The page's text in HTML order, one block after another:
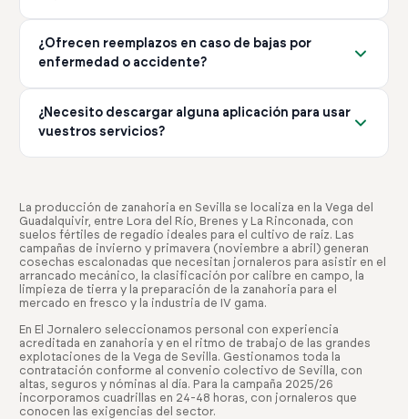
de la campaña y el tipo de servicio que necesites. No hay
costes ocultos ni tarifas adicionales no comunicadas
previamente.
un trabajador no cumple con lo esperado, lo
reemplazamos sin coste adicional. Nuestro compromiso
es garantizar que tengas el equipo adecuado para tu
explotación en todo momento.
¿Ofrecen reemplazos en caso de bajas por
enfermedad o accidente?
Temporal) y AT (Accidente de Trabajo) de forma
eficiente. Nos encargamos de encontrar reemplazos
rápidamente para que tu producción no se vea afectada.
¿Necesito descargar alguna aplicación para usar
vuestros servicios?
candidatos y controlar horarios desde cualquier lugar.
Está disponible gratis en iOS y Android, facilitando toda
la gestión desde tu móvil.
La producción de zanahoria en Sevilla se localiza en la Vega del
Guadalquivir, entre Lora del Río, Brenes y La Rinconada, con
suelos fértiles de regadío ideales para el cultivo de raíz. Las
campañas de invierno y primavera (noviembre a abril) generan
cosechas escalonadas que necesitan jornaleros para asistir en el
arrancado mecánico, la clasificación por calibre en campo, la
limpieza de tierra y la preparación de la zanahoria para el
mercado en fresco y la industria de IV gama.
En El Jornalero seleccionamos personal con experiencia
acreditada en zanahoria y en el ritmo de trabajo de las grandes
explotaciones de la Vega de Sevilla. Gestionamos toda la
contratación conforme al convenio colectivo de Sevilla, con
altas, seguros y nóminas al día. Para la campaña 2025/26
incorporamos cuadrillas en 24-48 horas, con jornaleros que
conocen las exigencias del sector.